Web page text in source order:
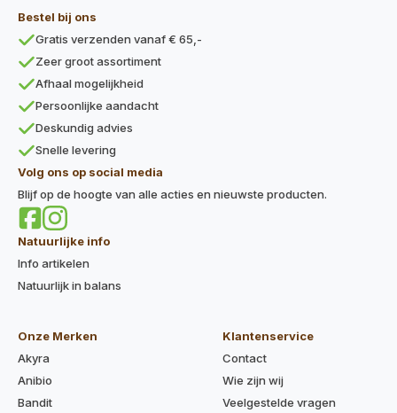
Bestel bij ons
Gratis verzenden vanaf € 65,-
Zeer groot assortiment
Afhaal mogelijkheid
Persoonlijke aandacht
Deskundig advies
Snelle levering
Volg ons op social media
Blijf op de hoogte van alle acties en nieuwste producten.
Natuurlijke info
Info artikelen
Natuurlijk in balans
Onze Merken
Akyra
Anibio
Bandit
Klantenservice
Contact
Wie zijn wij
Veelgestelde vragen